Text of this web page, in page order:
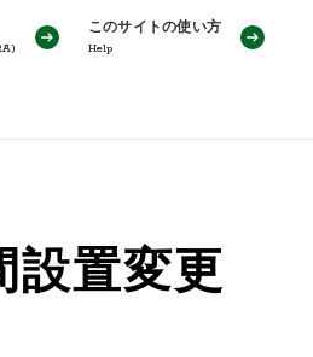
このサイトの使い方
Help
設置変更